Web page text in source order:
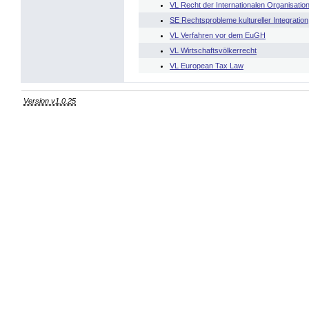
VL Recht der Internationalen
SE Rechtsprobleme kultureller Integration
VL Verfahren vor dem EuGH
VL Wirtschaftsvölkerrecht
VL European Tax Law
Version v1.0.25